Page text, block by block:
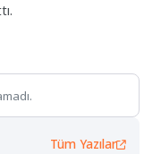
Tüm Yazılar